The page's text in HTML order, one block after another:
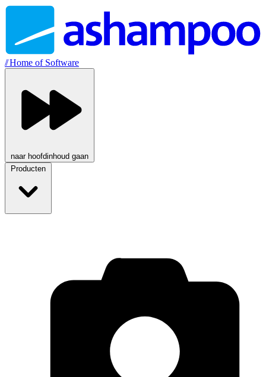
//Home of Software
naar hoofdinhoud gaan
Producten